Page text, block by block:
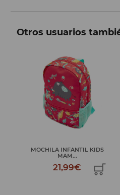
Otros usuarios
MOCHILA INFANTIL KIDS
MAM...
21,99€